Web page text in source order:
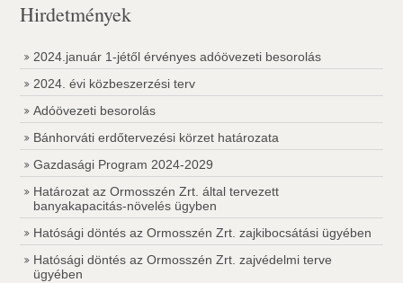
Hirdetmények
2024.január 1-jétől érvényes adóövezeti besorolás
2024. évi közbeszerzési terv
Adóövezeti besorolás
Bánhorváti erdőtervezési körzet határozata
Gazdasági Program 2024-2029
Határozat az Ormosszén Zrt. által tervezett
banyakapacitás-növelés ügyben
Hatósági döntés az Ormosszén Zrt. zajkibocsátási ügyében
Hatósági döntés az Ormosszén Zrt. zajvédelmi terve
ügyében